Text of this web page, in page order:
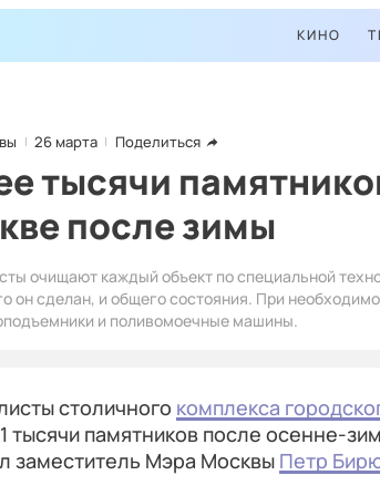
КИНО
26 марта Поделиться
тысячи
после зимы
очищают каждый объект по специальной
он сделан, и общего состояния. При
и поливомоечные машины.
столичного комплекса
тысячи памятников после осенне-
заместитель Мэра Москвы Петр